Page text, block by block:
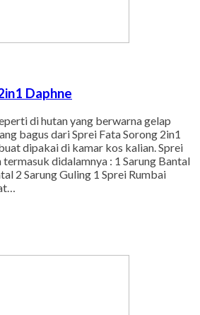
Daphne
di hutan yang berwarna gelap
bagus dari Sprei Fata Sorong 2in1
dipakai di kamar kos kalian. Sprei
termasuk didalamnya : 1 Sarung Bantal
2 Sarung Guling 1 Sprei Rumbai